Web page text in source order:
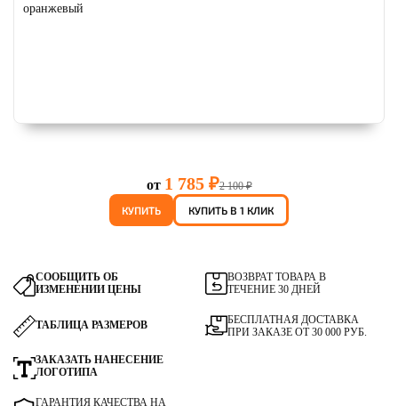
от 1 785 ₽2 100 ₽
КУПИТЬ
КУПИТЬ В 1 КЛИК
СООБЩИТЬ ОБ
ИЗМЕНЕНИИ ЦЕНЫ
ВОЗВРАТ ТОВАРА В
ТЕЧЕНИЕ 30 ДНЕЙ
ТАБЛИЦА РАЗМЕРОВ
ЗАКАЗАТЬ НАНЕСЕНИЕ
ЛОГОТИПА
ГАРАНТИЯ КАЧЕСТВА НА
БЕСПЛАТНАЯ ДОСТАВКА
ПРИ ЗАКАЗЕ ОТ 30 000 РУБ.